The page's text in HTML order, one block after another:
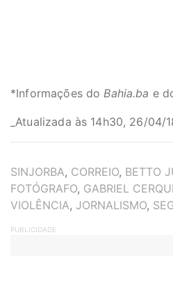
*Informações doBahia.ba e
_Atualizada às 14h30, 26/04/
TAGS
SINJORBA, CORREIO, BETTO
FOTÓGRAFO, GABRIEL
VIOLÊNCIA, JORNALISMO,
PUBLICIDADE